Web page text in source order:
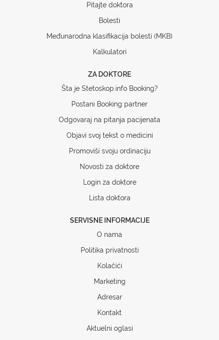
Pitajte doktora
Bolesti
Međunarodna klasifikacija bolesti (MKB)
Kalkulatori
ZA DOKTORE
Šta je Stetoskop.info Booking?
Postani Booking partner
Odgovaraj na pitanja pacijenata
Objavi svoj tekst o medicini
Promoviši svoju ordinaciju
Novosti za doktore
Login za doktore
Lista doktora
SERVISNE INFORMACIJE
O nama
Politika privatnosti
Kolačići
Marketing
Adresar
Kontakt
Aktuelni oglasi